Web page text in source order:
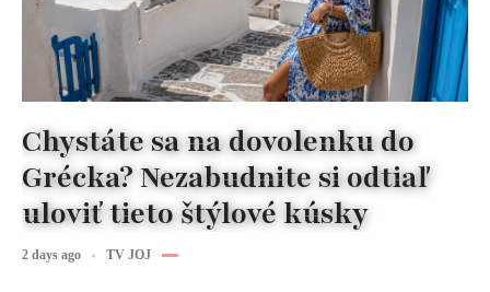
Chystáte sa na dovolenku do
Grécka? Nezabudnite si odtiaľ
uloviť tieto štýlové kúsky
2 days ago TV JOJ